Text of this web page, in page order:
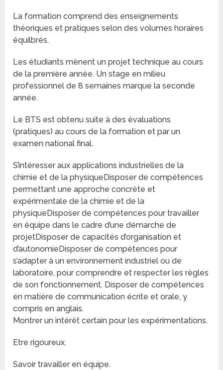
La formation comprend des enseignements
théoriques et pratiques selon des volumes horaires
équilbrés.
Les étudiants mènent un projet technique au cours
de la première année. Un stage en milieu
professionnel de 8 semaines marque la seconde
année.
Le BTS est obtenu suite à des évaluations
(pratiques) au cours de la formation et par un
examen national final.
S’intéresser aux applications industrielles de la
chimie et de la physiqueDisposer de compétences
permettant une approche concrète et
expérimentale de la chimie et de la
physiqueDisposer de compétences pour travailler
en équipe dans le cadre d’une démarche de
projetDisposer de capacités d’organisation et
d’autonomieDisposer de compétences pour
s’adapter à un environnement industriel ou de
laboratoire, pour comprendre et respecter les règles
de son fonctionnement. Disposer de compétences
en matière de communication écrite et orale, y
compris en anglais.
Montrer un intérêt certain pour les expérimentations.
Etre rigoureux.
Savoir travailler en équipe.